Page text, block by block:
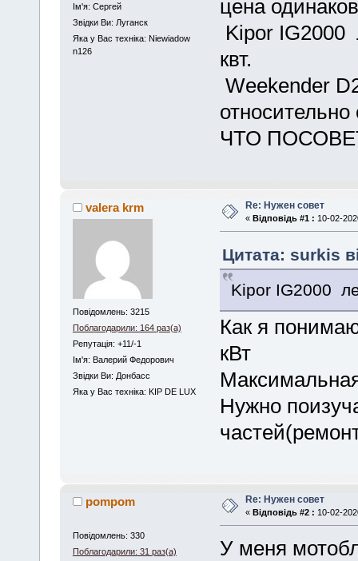
Iм'я: Сергей
Звідки Ви: Луганск
Яка у Вас техніка: Niewiadow
n126
цена
Kipor IG2000
квт.
Weekender
ЧТО
valera krm
Повідомлень: 3215
Поблагодарили: 164 раз(а)
Репутація: +11/-1
Iм'я: Валерий Федорович
Звідки Ви: Донбасс
Яка у Вас техніка: KIP DE LUX
Re: Нужен совет
« Відповідь #1 : 10-02-
Цитата: surkis
Kipor IG2000
Как я
кВт
Нужно
pompom
Повідомлень: 330
Поблагодарили: 31 раз(а)
Re: Нужен совет
« Відповідь #2 : 10-02-
У меня